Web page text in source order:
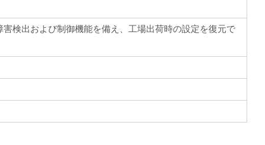
検出および制御機能を備え、工場出荷時の設定を復元で